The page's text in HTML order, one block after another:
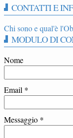
CONTATTI E
Chi sono e qual'è
MODULO DI
Nome
Email *
Messaggio *